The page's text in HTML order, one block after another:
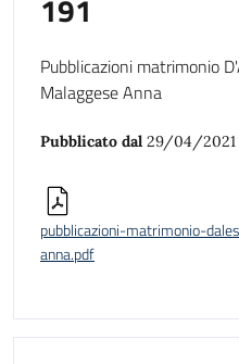
191
Pubblicazioni matrimonio
Malaggese Anna
Pubblicato dal 29/04/2021
pubblicazioni-matrimonio-
anna.pdf